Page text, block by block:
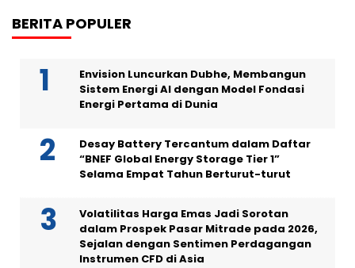
BERITA POPULER
Envision Luncurkan Dubhe, Membangun
Sistem Energi AI dengan Model Fondasi
Energi Pertama di Dunia
Desay Battery Tercantum dalam Daftar
“BNEF Global Energy Storage Tier 1”
Selama Empat Tahun Berturut-turut
Volatilitas Harga Emas Jadi Sorotan
dalam Prospek Pasar Mitrade pada 2026,
Sejalan dengan Sentimen Perdagangan
Instrumen CFD di Asia